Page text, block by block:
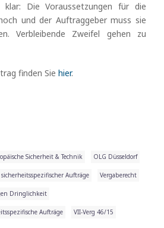
klar: Die Voraussetzungen für die
und der Auftraggeber muss sie
Verbleibende Zweifel gehen zu
finden Sie hier.
Sicherheit & Technik OLG Düsseldorf
Aufträge Vergaberecht
Dringlichkeit
Aufträge VII-Verg 46/15